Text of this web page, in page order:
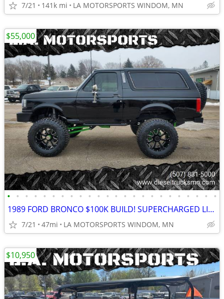
7/21 141k mi LA MOTORSPORTS WINDOM, MN
• • • • • • • • • • • • • • • • • • • • • • • •
1989 FORD BRONCO $100K BUILD! SUPERCHARGED LIFTED RUST FREE MANUAL 4X4
7/21 47mi LA MOTORSPORTS WINDOM, MN
$55,000
$10,950